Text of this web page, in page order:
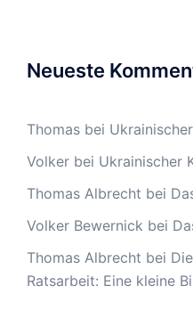
Neueste
Thomas bei
Volker bei Ukrainischer
Thomas Albrecht bei
Volker Bewernick bei
Thomas Albrecht bei
Ratsarbeit: Eine kleine